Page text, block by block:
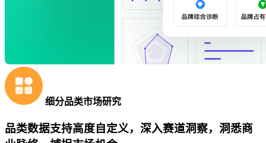
细分品类市场研究
品类数据支持高度自定义，深入赛道洞察，洞悉商